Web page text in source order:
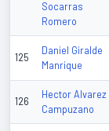
Socarras
Romero
125
Daniel Giralde
Manrique
126
Hector Alvarez
Campuzano